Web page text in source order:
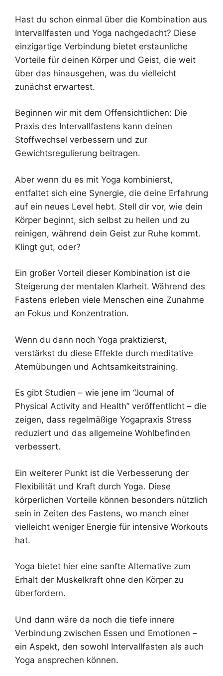
Hast du schon einmal über die Kombination aus
Intervallfasten und Yoga nachgedacht? Diese
einzigartige Verbindung bietet erstaunliche
Vorteile für deinen Körper und Geist, die weit
über das hinausgehen, was du vielleicht
zunächst erwartest.
Beginnen wir mit dem Offensichtlichen: Die
Praxis des Intervallfastens kann deinen
Stoffwechsel verbessern und zur
Gewichtsregulierung beitragen.
Aber wenn du es mit Yoga kombinierst,
entfaltet sich eine Synergie, die deine Erfahrung
auf ein neues Level hebt. Stell dir vor, wie dein
Körper beginnt, sich selbst zu heilen und zu
reinigen, während dein Geist zur Ruhe kommt.
Klingt gut, oder?
Ein großer Vorteil dieser Kombination ist die
Steigerung der mentalen Klarheit. Während des
Fastens erleben viele Menschen eine Zunahme
an Fokus und Konzentration.
Wenn du dann noch Yoga praktizierst,
verstärkst du diese Effekte durch meditative
Atemübungen und Achtsamkeitstraining.
Es gibt Studien – wie jene im “Journal of
Physical Activity and Health” veröffentlicht – die
zeigen, dass regelmäßige Yogapraxis Stress
reduziert und das allgemeine Wohlbefinden
verbessert.
Ein weiterer Punkt ist die Verbesserung der
Flexibilität und Kraft durch Yoga. Diese
körperlichen Vorteile können besonders nützlich
sein in Zeiten des Fastens, wo manch einer
vielleicht weniger Energie für intensive Workouts
hat.
Yoga bietet hier eine sanfte Alternative zum
Erhalt der Muskelkraft ohne den Körper zu
überfordern.
Und dann wäre da noch die tiefe innere
Verbindung zwischen Essen und Emotionen –
ein Aspekt, den sowohl Intervallfasten als auch
Yoga ansprechen können.